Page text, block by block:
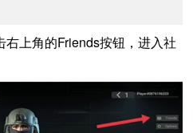
上角的Friends按钮，进入社